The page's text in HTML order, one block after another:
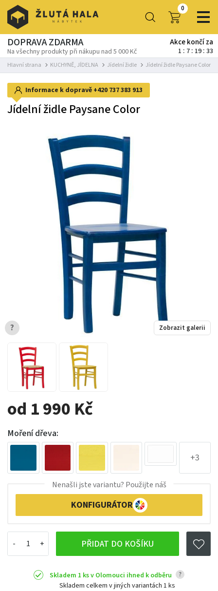
0
DOPRAVA ZDARMA
Na všechny produkty při nákupu nad 5 000 Kč
Akce končí za
1 7 19 32
Hlavní strana KUCHYNĚ, JÍDELNA Jídelní židle Jídelní židle Paysane Color
od 1 990 Kč
Moření dřeva:
+3
PŘIDAT DO KOŠÍKU
Nenašli jste variantu? Použijte náš
KONFIGURÁTOR
Skladem 1 ks v Olomouci ihned k odběru ?
Skladem celkem v jiných variantách 1 ks
Informace k dopravě +420 737 383 913
Jídelní židle Paysane Color
Zobrazit galerii
?